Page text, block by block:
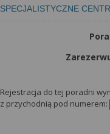
SPECJALISTYCZNE
Rejestracja do tej poradni
z przychodnią pod numerem: